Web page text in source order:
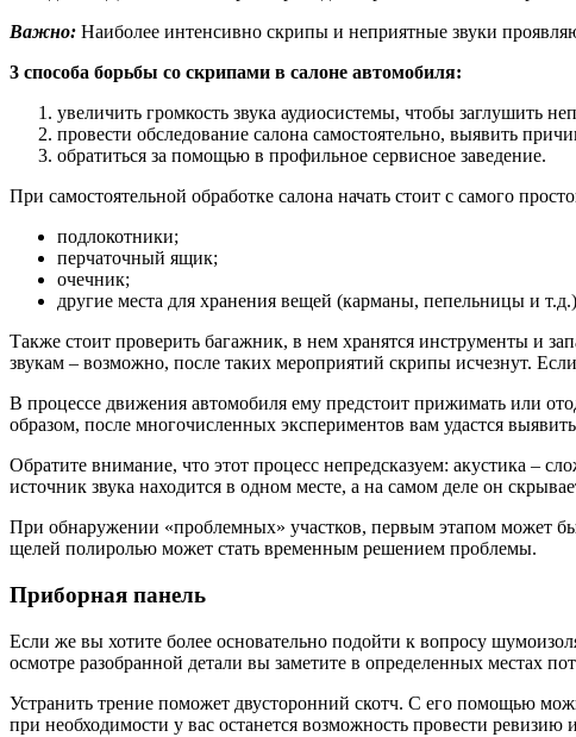
Важно: Наиболее интенсивно скрипы и неприятные звуки
3 способа борьбы со скрипами в салоне автомобиля:
увеличить громкость звука аудиосистемы, чтобы заглушить
провести обследование салона самостоятельно, выявить
обратиться за помощью в профильное сервисное заведение.
При самостоятельной обработке салона начать стоит с самого
подлокотники;
перчаточный ящик;
очечник;
другие места для хранения вещей (карманы, пепельницы и т.д.)
Также стоит проверить багажник, в нем хранятся инструменты и
звукам – возможно, после таких мероприятий скрипы исчезнут.
В процессе движения автомобиля ему предстоит прижимать или
образом, после многочисленных экспериментов вам удастся
Обратите внимание, что этот процесс непредсказуем: акустика –
источник звука находится в одном месте, а на самом деле он
При обнаружении «проблемных» участков, первым этапом может
щелей полиролью может стать временным решением проблемы.
Приборная панель
Если же вы хотите более основательно подойти к вопросу
осмотре разобранной детали вы заметите в определенных местах
Устранить трение поможет двусторонний скотч. С его помощью
при необходимости у вас останется возможность провести